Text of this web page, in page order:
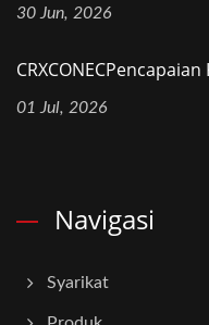
30 Jun, 2026
01 Jul, 2026
Navigasi
Syarikat